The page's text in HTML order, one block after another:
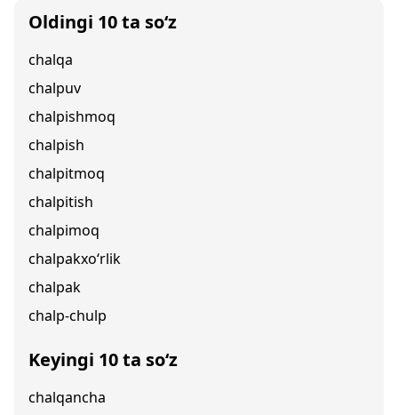
Oldingi 10 ta so‘z
chalqa
chalpuv
chalpishmoq
chalpish
chalpitmoq
chalpitish
chalpimoq
chalpakxo‘rlik
chalpak
chalp-chulp
Keyingi 10 ta so‘z
chalqancha